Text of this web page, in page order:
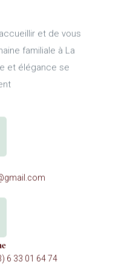
et de vous
familiale à La
et élégance se
6 33 01 64 74